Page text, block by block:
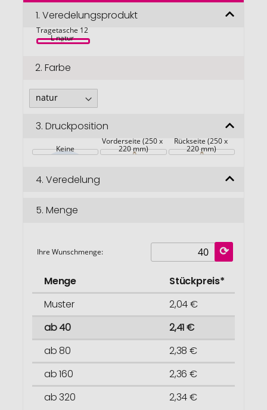
Bildgalerie
springen
1. Veredelungsprodukt
Juta 300 g/m²
Tragetasche 12
L natur
2. Farbe
3. Druckposition
Keine
Vorderseite (250 x
220 mm)
Rückseite (250 x
220 mm)
4. Veredelung
5. Menge
Ihre Wunschmenge:
Menge
Stückpreis*
Muster
2,04 €
ab 40
2,41 €
ab 80
2,38 €
ab 160
2,36 €
ab 320
2,34 €